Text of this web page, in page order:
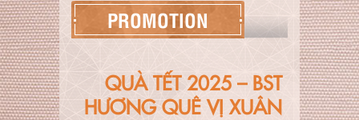
PROMOTION
QUÀ TẾT 2025 – BST
HƯƠNG QUÊ VỊ XUÂN